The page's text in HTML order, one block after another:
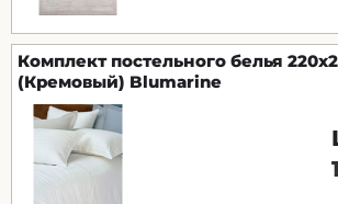
Комплект постельного белья
(Кремовый) Blumarine